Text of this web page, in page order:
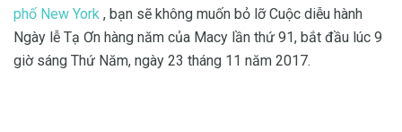
phố New York , bạn sẽ không muốn bỏ lỡ Cuộc diễu hành
Ngày lễ Tạ Ơn hàng năm của Macy lần thứ 91, bắt đầu lúc 9
giờ sáng Thứ Năm, ngày 23 tháng 11 năm 2017.